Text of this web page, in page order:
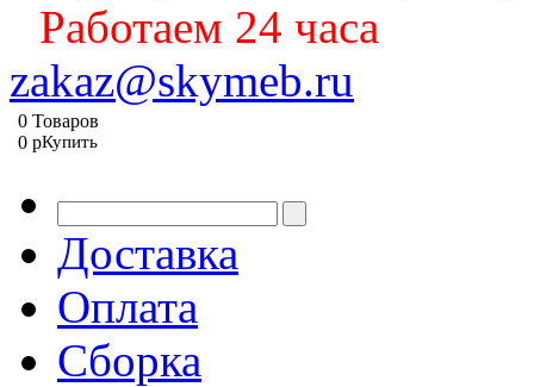
Работаем 24 часа
zakaz@skymeb.ru
0 Товаров
0 pКупить
Доставка
Оплата
Сборка